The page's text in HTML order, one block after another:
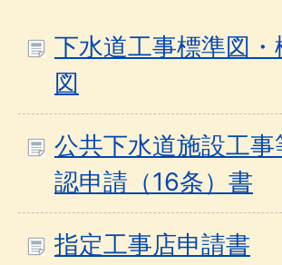
下水道工事標準図・
図
公共下水道施設工事
認申請（16条）書
指定工事店申請書